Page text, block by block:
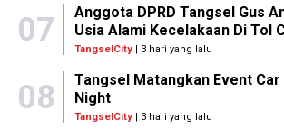
07
Anggota DPRD Tangsel Gus
Usia Alami Kecelakaan Di Tol
TangselCity| 3 hari yang lalu
08
Tangsel Matangkan Event Car
Night
TangselCity| 3 hari yang lalu